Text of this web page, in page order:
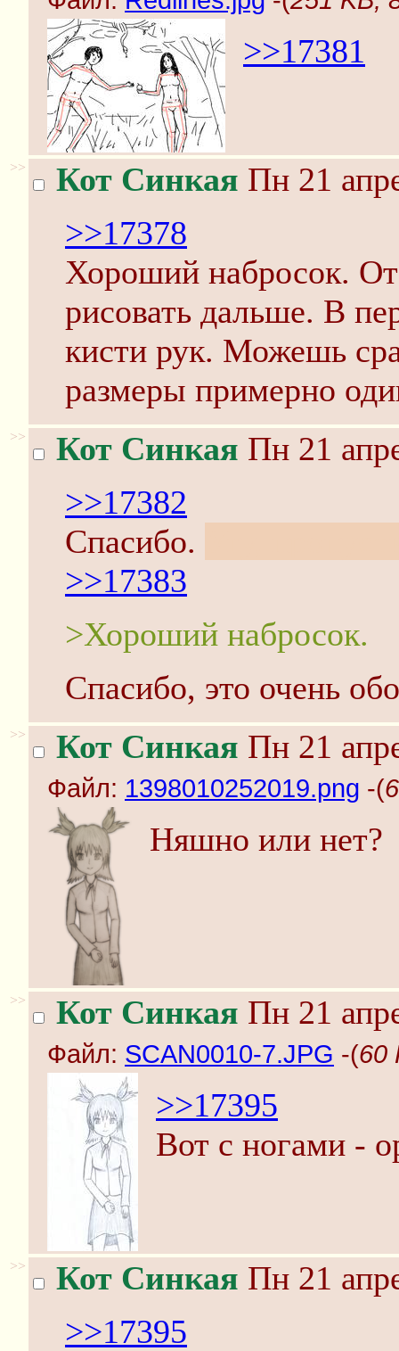
>>17381
>> Кот Синкая Пн 21
>>17378
Хороший набросок. От
рисовать дальше. В
кисти рук. Можешь
размеры примерно
>> Кот Синкая Пн 21
>>17382
Спасибо.
>>17383
>Хороший набросок.
Спасибо, это очень
>> Кот Синкая Пн 21
Файл: 1398010252019.png -(
Няшно или нет?
>> Кот Синкая Пн 21
Файл: SCAN0010-7.JPG -(60
>>17395
Вот с ногами -
>> Кот Синкая Пн 21
>>17395